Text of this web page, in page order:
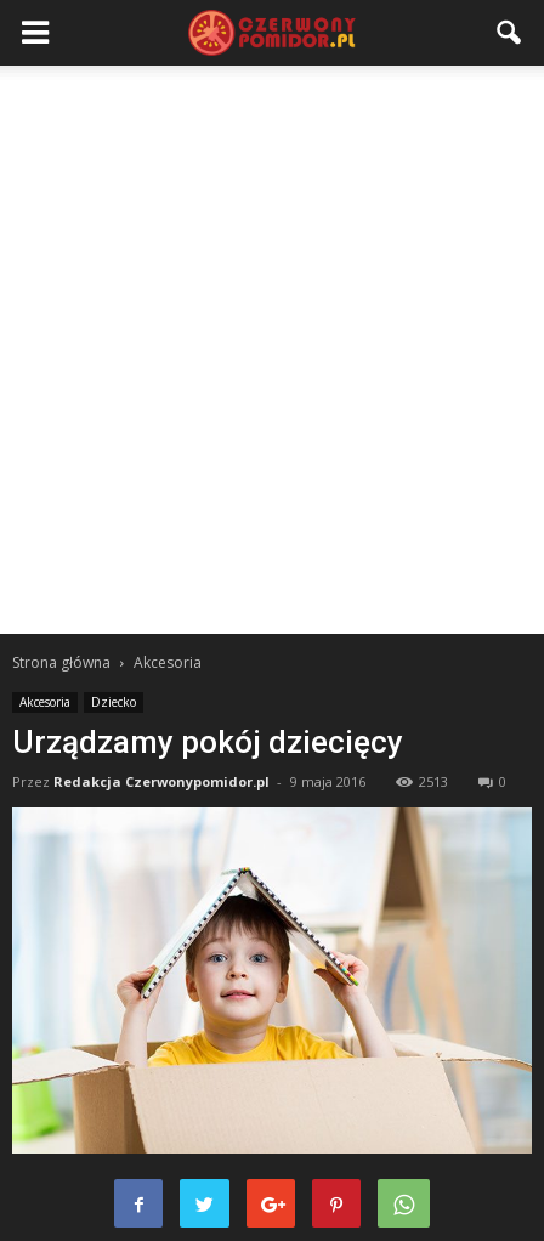
Strona główna Akcesoria
Akcesoria Dziecko
Urządzamy pokój dziecięcy
Przez Redakcja Czerwonypomidor.pl - 9 maja 2016 2513 0